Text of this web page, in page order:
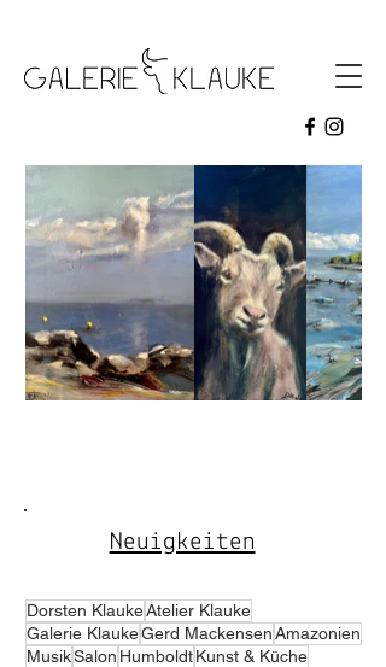
galerie klauke
Neuigkeiten
Dorsten KlaukeAtelier Klauke
Galerie KlaukeGerd MackensenAmazonien
MusikSalon HumboldtKunst & Küche